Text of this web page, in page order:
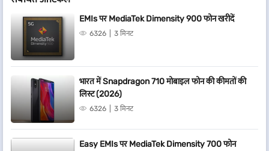
EMIs पर MediaTek Dimensity 900 फोन खरीदें
6326 3 मिनट
भारत में Snapdragon 710 मोबाइल फोन की कीमतों की
लिस्ट (2026)
6326 3 मिनट
Easy EMIs पर MediaTek Dimensity 700 फोन